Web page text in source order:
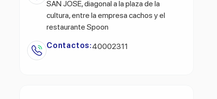
SAN JOSE, diagonal a la plaza de la
cultura, entre la empresa cachos y el
restaurante Spoon
Contactos:40002311